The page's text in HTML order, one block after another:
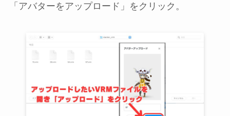
「アバターをアップロード」をクリック。